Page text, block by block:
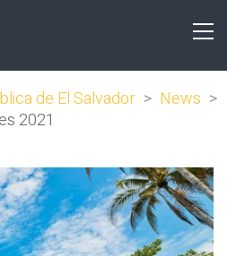
de El Salvador > News >
2021